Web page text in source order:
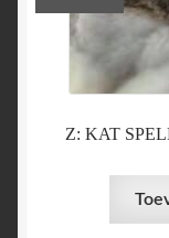
Z: KAT